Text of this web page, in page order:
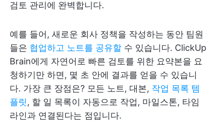
검토 관리에 완벽합니다.
예를 들어, 새로운 회사 정책을 작성하는 동안 팀원
들은 협업하고 노트를 공유할 수 있습니다. ClickUp
Brain에게 자연어로 빠른 검토를 위한 요약본을 요
청하기만 하면, 몇 초 안에 결과를 얻을 수 있습니
다. 가장 큰 장점은? 모든 노트, 대본, 작업 목록 템
플릿, 할 일 목록이 자동으로 작업, 마일스톤, 타임
라인과 연결된다는 점입니다.